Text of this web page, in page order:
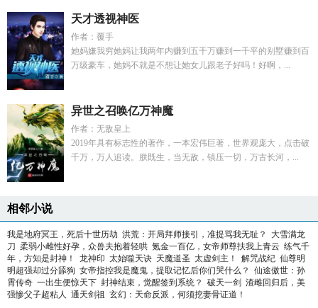
天才透视神医
作者：覆手
她妈嫌我穷她妈让我两年内赚到五千万赚到一千平的别墅赚到百
万级豪车，她妈不就是不想让她女儿跟老子好吗！好啊，...
异世之召唤亿万神魔
作者：无敌皇上
2019年具有标志性的著作，一本宏伟巨著，世界观庞大，点击破
千万，万人追读。朕既生，当无敌，镇压一切，万古长河，...
相邻小说
我是地府冥王，死后十世历劫 洪荒：开局拜师接引，准提骂我无耻？
大雪满龙
刀 柔弱小雌性好孕，众兽夫抱着轻哄 氪金一百亿，女帝师尊扶我上青云 练气千
年，方知是封神！
龙神印 太始噬天诀 天魔道圣 太虚剑主！ 解咒战纪 仙尊明
明超强却过分舔狗 女帝指控我是魔鬼，提取记忆后你们哭什么？
仙途傲世：孙
霄传奇 一出生便惊天下 封神结束，觉醒签到系统？ 破天一剑 渣雌回归后，美
强惨父子超粘人 通天剑祖 玄幻：天命反派，何须挖妻骨证道！